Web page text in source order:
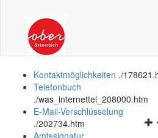
Kontaktmöglichkeiten ./
Telefonbuch
./was_internettel_208000.htm
E-Mail-Verschlüsselung
./202734.htm
Amtssignatur